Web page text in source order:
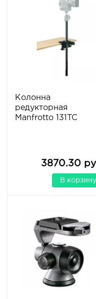
Колонна
редукторная
Manfrotto 131TC
3870.30
В корзину